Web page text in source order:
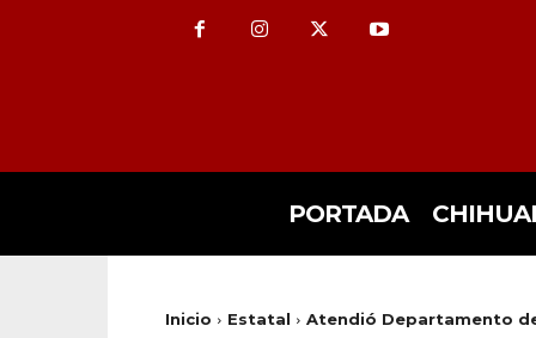
PORTADA
Inicio Estatal Atendió Departamento de